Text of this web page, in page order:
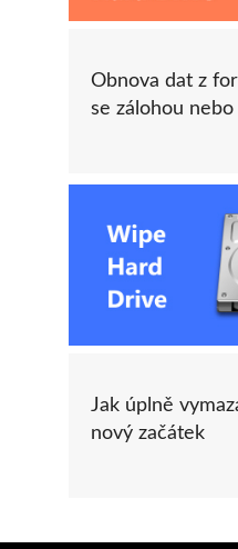
Obnova dat z
se zálohou
Jak úplně
nový začátek